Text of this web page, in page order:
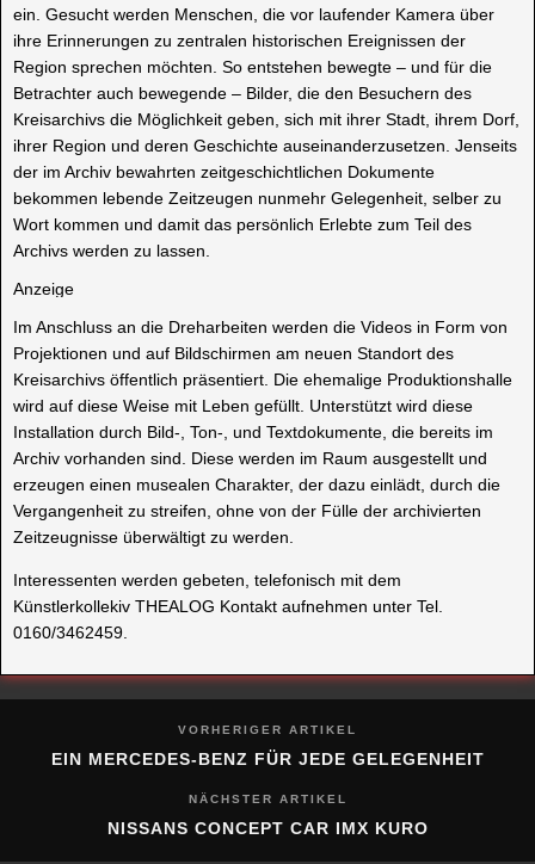
ein. Gesucht werden Menschen, die vor laufender Kamera über
ihre Erinnerungen zu zentralen historischen Ereignissen der
Region sprechen möchten. So entstehen bewegte – und für die
Betrachter auch bewegende – Bilder, die den Besuchern des
Kreisarchivs die Möglichkeit geben, sich mit ihrer Stadt, ihrem Dorf,
ihrer Region und deren Geschichte auseinanderzusetzen. Jenseits
der im Archiv bewahrten zeitgeschichtlichen Dokumente
bekommen lebende Zeitzeugen nunmehr Gelegenheit, selber zu
Wort kommen und damit das persönlich Erlebte zum Teil des
Archivs werden zu lassen.
Anzeige
Im Anschluss an die Dreharbeiten werden die Videos in Form von
Projektionen und auf Bildschirmen am neuen Standort des
Kreisarchivs öffentlich präsentiert. Die ehemalige Produktionshalle
wird auf diese Weise mit Leben gefüllt. Unterstützt wird diese
Installation durch Bild-, Ton-, und Textdokumente, die bereits im
Archiv vorhanden sind. Diese werden im Raum ausgestellt und
erzeugen einen musealen Charakter, der dazu einlädt, durch die
Vergangenheit zu streifen, ohne von der Fülle der archivierten
Zeitzeugnisse überwältigt zu werden.
Interessenten werden gebeten, telefonisch mit dem
Künstlerkollekiv THEALOG Kontakt aufnehmen unter Tel.
0160/3462459.
VORHERIGER ARTIKEL
EIN MERCEDES-BENZ FÜR JEDE GELEGENHEIT
NÄCHSTER ARTIKEL
NISSANS CONCEPT CAR IMX KURO